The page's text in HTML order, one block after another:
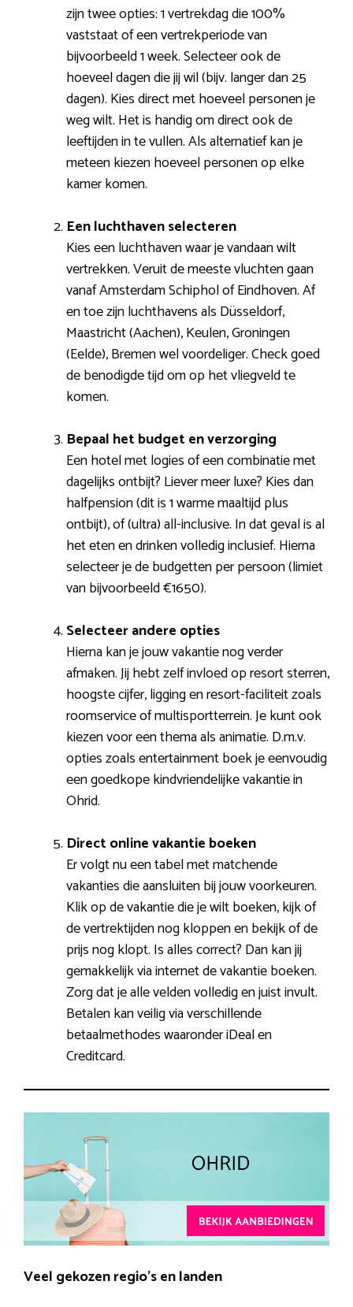
zijn twee opties: 1 vertrekdag die 100%
vaststaat of een vertrekperiode van
bijvoorbeeld 1 week. Selecteer ook de
hoeveel dagen die jij wil (bijv. langer dan 25
dagen). Kies direct met hoeveel personen je
weg wilt. Het is handig om direct ook de
leeftijden in te vullen. Als alternatief kan je
meteen kiezen hoeveel personen op elke
kamer komen.
Een luchthaven selecteren
Kies een luchthaven waar je vandaan wilt
vertrekken. Veruit de meeste vluchten gaan
vanaf Amsterdam Schiphol of Eindhoven. Af
en toe zijn luchthavens als Düsseldorf,
Maastricht (Aachen), Keulen, Groningen
(Eelde), Bremen wel voordeliger. Check goed
de benodigde tijd om op het vliegveld te
komen.
Bepaal het budget en verzorging
Een hotel met logies of een combinatie met
dagelijks ontbijt? Liever meer luxe? Kies dan
halfpension (dit is 1 warme maaltijd plus
ontbijt), of (ultra) all-inclusive. In dat geval is al
het eten en drinken volledig inclusief. Hierna
selecteer je de budgetten per persoon (limiet
van bijvoorbeeld €1650).
Selecteer andere opties
Hierna kan je jouw vakantie nog verder
afmaken. Jij hebt zelf invloed op resort sterren,
hoogste cijfer, ligging en resort-faciliteit zoals
roomservice of multisportterrein. Je kunt ook
kiezen voor een thema als animatie. D.m.v.
opties zoals entertainment boek je eenvoudig
een goedkope kindvriendelijke vakantie in
Ohrid.
Direct online vakantie boeken
Er volgt nu een tabel met matchende
vakanties die aansluiten bij jouw voorkeuren.
Klik op de vakantie die je wilt boeken, kijk of
de vertrektijden nog kloppen en bekijk of de
prijs nog klopt. Is alles correct? Dan kan jij
gemakkelijk via internet de vakantie boeken.
Zorg dat je alle velden volledig en juist invult.
Betalen kan veilig via verschillende
betaalmethodes waaronder iDeal en
Creditcard.
Veel gekozen regio’s en landen